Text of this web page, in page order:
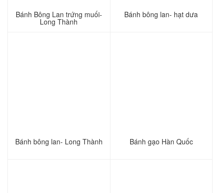
Bánh Bông Lan trứng muối-
Long Thành
Bánh bông lan- hạt dưa
Bánh bông lan- Long Thành Bánh gạo Hàn Quốc